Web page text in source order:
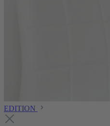
EDITION